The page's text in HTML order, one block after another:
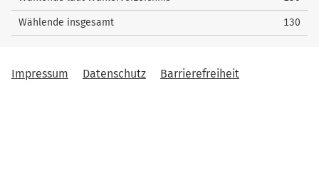
Wählende insgesamt 130
Impressum Datenschutz Barrierefreiheit